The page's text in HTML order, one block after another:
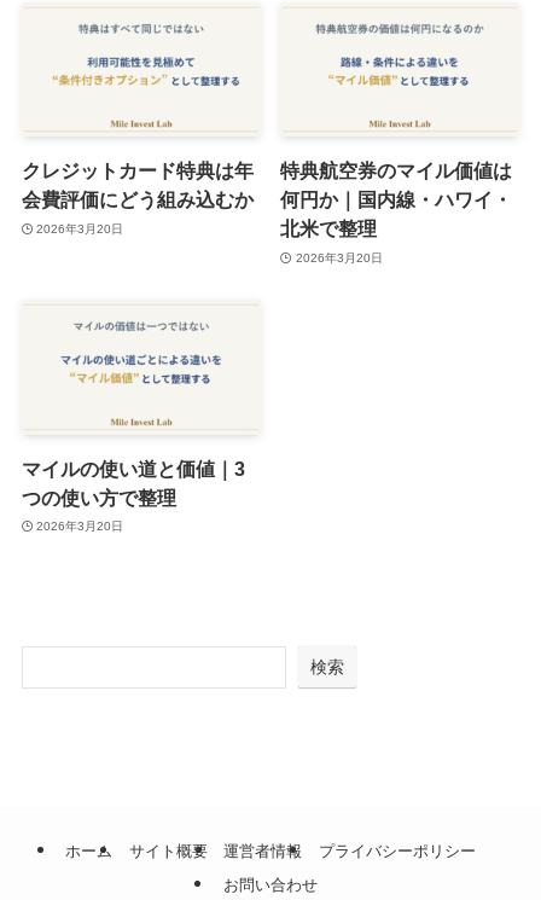
クレジットカード特典は年
会費評価にどう組み込むか
2026年3月20日
特典航空券のマイル価値は
何円か｜国内線・ハワイ・
北米で整理
2026年3月20日
マイルの使い道と価値｜3
つの使い方で整理
2026年3月20日
検索
ホーム サイト概要 運営者情報
プライバシーポリシー
お問い合わせ